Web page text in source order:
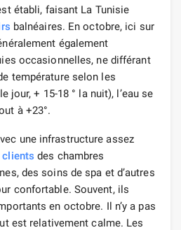
établi, faisant La Tunisie
balnéaires. En octobre, ici sur
également
occasionnelles, ne différant
température selon les
jour, + 15-18 ° la nuit), l’eau se
à +23°.
une infrastructure assez
clients des chambres
des soins de spa et d’autres
confortable. Souvent, ils
en octobre. Il n’y a pas
est relativement calme. Les